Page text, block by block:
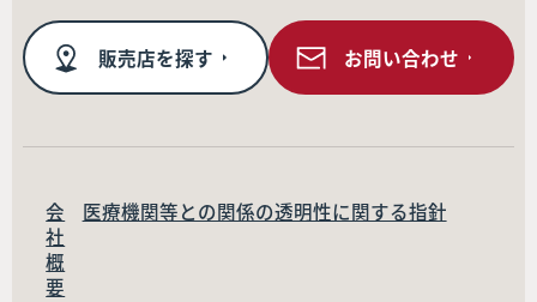
販売店を探す お問い合わせ
会
社
概
要
医療機関等との関係の透明性に関する指針